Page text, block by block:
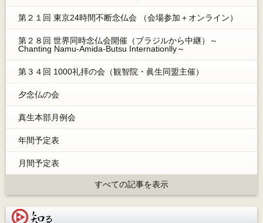
第２１回 東京24時間不断念仏会 （会場参加＋オンライン）
第２８回 世界同時念仏会開催（ブラジルから中継）～
Chanting Namu-Amida-Butsu Internationlly～
第３４回 1000礼拝の会（観智院・眞生同盟主催）
夕念仏の会
真生本部月例会
年間予定表
月間予定表
すべての記事を表示